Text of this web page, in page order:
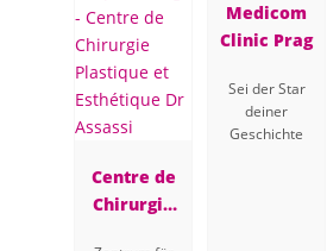
Centre de
Chirurgie
Medicom
Clinic Prag
Sei der Star
deiner
Geschichte